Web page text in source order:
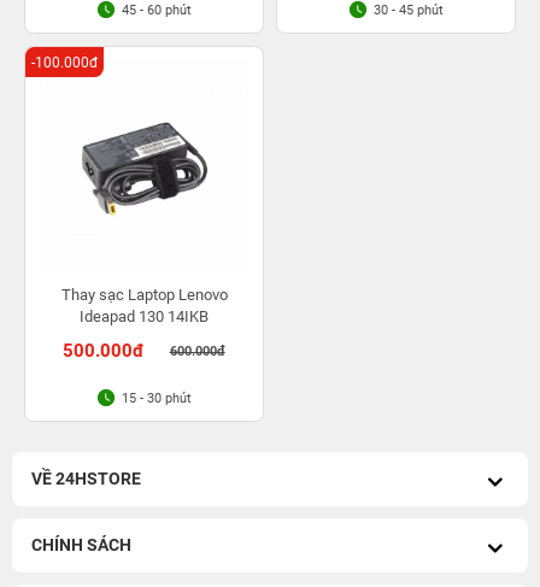
45 - 60 phút 30 - 45 phút
Thay sạc Laptop Lenovo
Ideapad 130 14IKB
500.000đ 600.000đ
-100.000đ
15 - 30 phút
VỀ 24HSTORE
CHÍNH SÁCH